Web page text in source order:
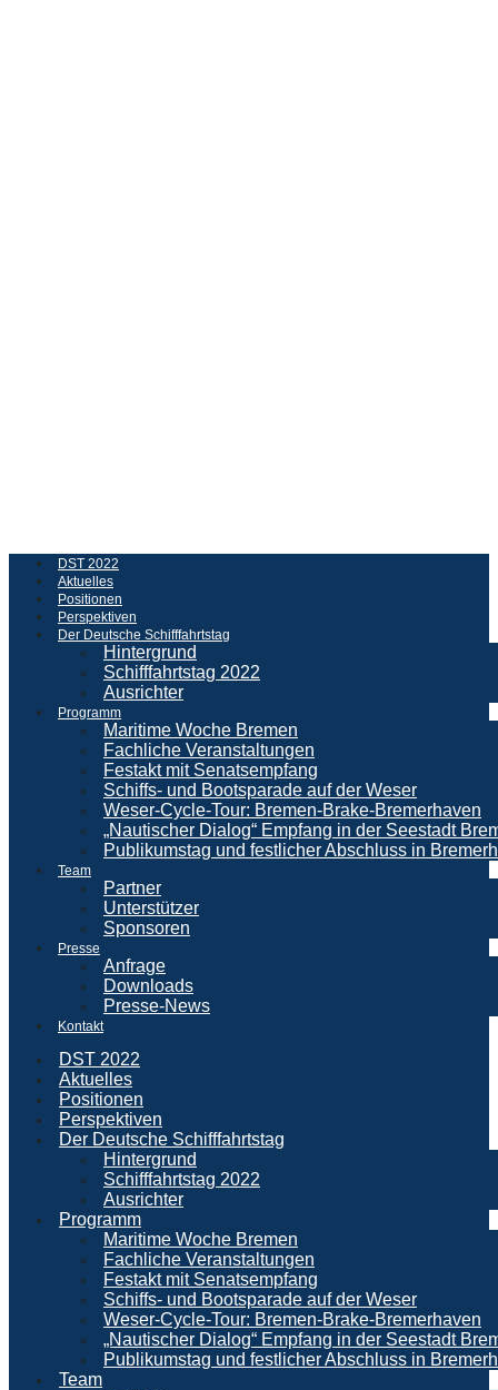
DST 2022
Aktuelles
Positionen
Perspektiven
Der Deutsche Schifffahrtstag
Hintergrund
Schifffahrtstag 2022
Ausrichter
Programm
Maritime Woche Bremen
Fachliche Veranstaltungen
Festakt mit Senatsempfang
Schiffs- und Bootsparade auf der Weser
Weser-Cycle-Tour: Bremen-Brake-Bremerhaven
„Nautischer Dialog“ Empfang in der Seestadt
Publikumstag und festlicher Abschluss in
Team
Partner
Unterstützer
Sponsoren
Presse
Anfrage
Downloads
Presse-News
Kontakt
DST 2022
Aktuelles
Positionen
Perspektiven
Der Deutsche Schifffahrtstag
Hintergrund
Schifffahrtstag 2022
Ausrichter
Programm
Maritime Woche Bremen
Fachliche Veranstaltungen
Festakt mit Senatsempfang
Schiffs- und Bootsparade auf der Weser
Weser-Cycle-Tour: Bremen-Brake-Bremerhaven
„Nautischer Dialog“ Empfang in der Seestadt
Publikumstag und festlicher Abschluss in
Team